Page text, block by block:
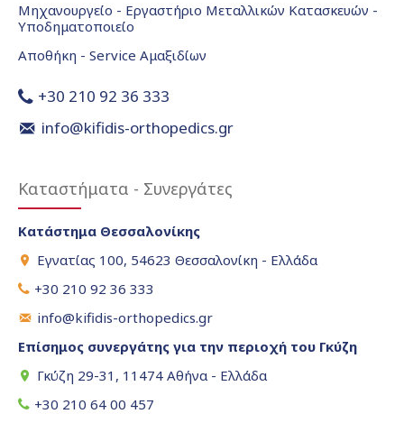
Μηχανουργείο - Εργαστήριο Μεταλλικών Κατασκευών -
Υποδηματοποιείο
Αποθήκη - Service Αμαξιδίων
+30 210 92 36 333
info@kifidis-orthopedics.gr
Καταστήματα - Συνεργάτες
Κατάστημα Θεσσαλονίκης
Εγνατίας 100, 54623 Θεσσαλονίκη - Ελλάδα
+30 210 92 36 333
info@kifidis-orthopedics.gr
Επίσημος συνεργάτης για την περιοχή του Γκύζη
Γκύζη 29-31, 11474 Αθήνα - Ελλάδα
+30 210 64 00 457